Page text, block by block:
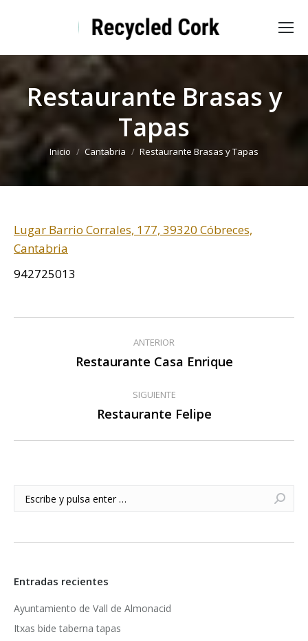
Restaurante Brasas y
Tapas
Estás aquí:
Inicio Cantabria Restaurante Brasas y Tapas
Lugar Barrio Corrales, 177, 39320 Cóbreces,
Cantabria
942725013
Navegación
entre
publicaciones
ANTERIOR
Publicación
Restaurante Casa Enrique
SIGUIENTE
Publicación
Restaurante Felipe
Buscar:
Entradas recientes
Ayuntamiento de Vall de Almonacid
Itxas bide taberna tapas